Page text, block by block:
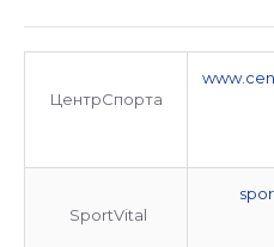
ЦентрСпорта
SportVital